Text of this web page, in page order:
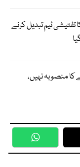
ٹیم تبدیل کرنے
کا منصوبہ نہیں،
WhatsApp